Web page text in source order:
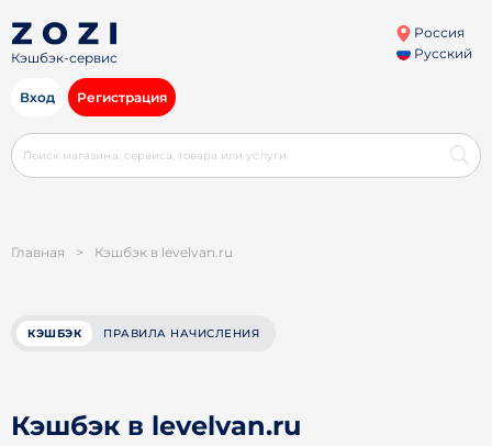
Кэшбэк-сервис
Россия
Русский
Вход Регистрация
Главная > Кэшбэк в levelvan.ru
КЭШБЭК ПРАВИЛА НАЧИСЛЕНИЯ
Кэшбэк в levelvan.ru